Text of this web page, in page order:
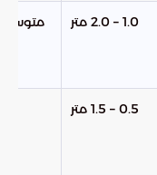
1.0 – 2.0 متر متوسط
0.5 – 1.5 متر